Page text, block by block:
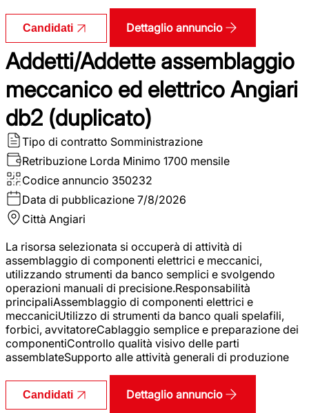
Candidati Dettaglio annuncio
Addetti/Addette assemblaggio
meccanico ed elettrico Angiari
db2 (duplicato)
Tipo di contratto Somministrazione
Retribuzione Lorda Minimo 1700 mensile
Codice annuncio 350232
Data di pubblicazione 7/8/2026
Città Angiari
La risorsa selezionata si occuperà di attività di
assemblaggio di componenti elettrici e meccanici,
utilizzando strumenti da banco semplici e svolgendo
operazioni manuali di precisione.Responsabilità
principaliAssemblaggio di componenti elettrici e
meccaniciUtilizzo di strumenti da banco quali spelafili,
forbici, avvitatoreCablaggio semplice e preparazione dei
componentiControllo qualità visivo delle parti
assemblateSupporto alle attività generali di produzione
Candidati Dettaglio annuncio